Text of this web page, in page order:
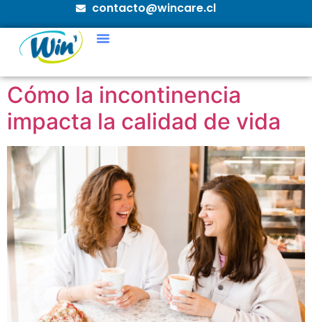
contacto@wincare.cl
Cómo la incontinencia
impacta la calidad de vida